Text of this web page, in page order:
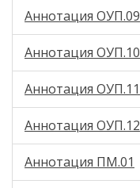
Аннотация ОУП.09
Аннотация ОУП.10
Аннотация ОУП.11
Аннотация ОУП.12
Аннотация ПМ.01